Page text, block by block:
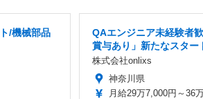
/機械部品
QAエンジニア未経験者
賞与あり」新たなスタ
株式会社onlixs
神奈川県
月給29万7,000円～36